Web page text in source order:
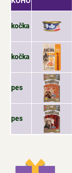
kočka
kočka
pes
pes